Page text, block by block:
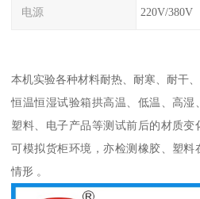
电源 220V/380V
本机实验各种材料耐热、耐寒、耐干、
恒温恒湿试验箱拱高温、低温、高湿
塑料、电子产品等测试前后的材质
可模拟货柜环境，亦检测橡胶、塑
情形 。